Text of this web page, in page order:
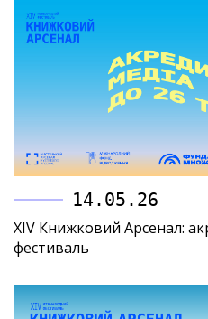
14.05.26
XIV Книжковий Арсенал:
фестиваль